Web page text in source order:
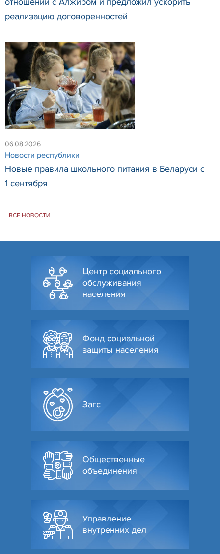
реализацию договоренностей
06.08.2026
Новости республики
Новые правила школьного питания в Беларуси с
1 сентября
ВСЕ НОВОСТИ
Центр социального
обслуживания
населения
Фонд социальной
защиты населения
Загс
Общественные
объединения
Управление
внутренних дел